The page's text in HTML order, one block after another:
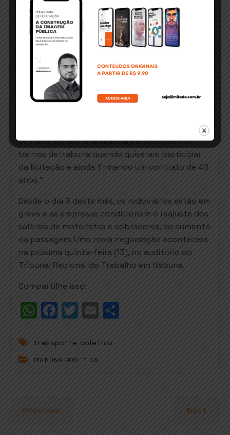
Vou aguardar para ver qual será a proposta do
prefeito.” afirmou.
Nas redes sociais, as críticas também surgiram
durante a live na página da prefeitura, que
transmitia a coletiva. Em seu comentário, o
vereador Enderson Guinho (PDT) ironizou: “Por
isso os vereadores não vieram pra sessão?”.
Guinho também contestou as empresas, que
verdade, porém já conheciam a situação dos
bairros de Itabuna quando quiseram participar
da licitação e ainda firmando um contrato de 40
anos.”
Desde o dia 3 deste mês, os rodoviários estão em
greve e as empresas condicionam o reajuste dos
salários de motoristas e cobradores, ao aumento
da passagem. Uma nova negociação acontecerá
na próxima quinta-feira (13), no auditório do
Tribunal Regional do Trabalho em Itabuna.
Compartilhe isso:
W
h
a
t
p
F
a
c
e
o
T
w
it
t
E
m
ai
transporte coletivo
ITABUNA -POLÍTICA
Previous Next